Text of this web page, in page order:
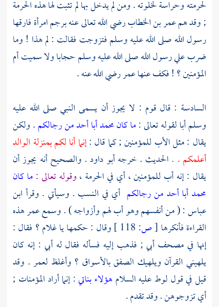
لحرمته وحراسة لخلوته . ومن لم يدخل بها لم تثبت لها هذه الحرمة
; وقد همعمر بن الخطابرضي الله تعالى عنه برجم امرأة فارقها
رسول الله صلى الله عليه وسلم فتزوجت فقالت : لم هذا ! وما
ضرب علي رسول الله صلى الله عليه وسلم حجابا ولا سميت أم
المؤمنين ؟ ! فكف عنهاعمررضي الله عنه .
السادسة : قال قوم : لا يجوز أن يسمى النبي صلى الله عليه
وسلم أبا لقوله تعالى :ما كان محمد أبا أحد من رجالكم. ولكن
يقال : مثل الأب للمؤمنين ; كما قال :إنما أنا لكم بمنزلة الوالد
أعلمكم . . الحديث . خرجهأبو داود. والصحيح أنه يجوز أن
يقال : إنه أب للمؤمنين ، أي في الحرمة ،وقوله تعالى :ما كان
محمد أبا أحد من رجالكم أي في النسب . وسيأتي . وقرأ ابن
عباس: ( من أنفسهم وهو أب لهم وأزواجه ) . وسمععمرهذه
القراءة فأنكرها [ص:
وقال : حكمها يا غلام ؟ فقال :
إنها في مصحف أبي; فذهب إليه فسأله فقال لهأبي : إنه كان
يلهيني القرآن ويلهيك الصفق بالأسواق ؟ وأغلظ لعمر. وقد
قيل في قول لوطعليه السلامهؤلاء بناتي: إنما أراد المؤمنات ;
أي تزوجوهن . وقد تقدم .